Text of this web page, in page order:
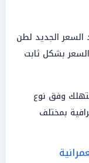
السعر الجديد لطن
بشكل ثابت
وفق نوع
بمختلف